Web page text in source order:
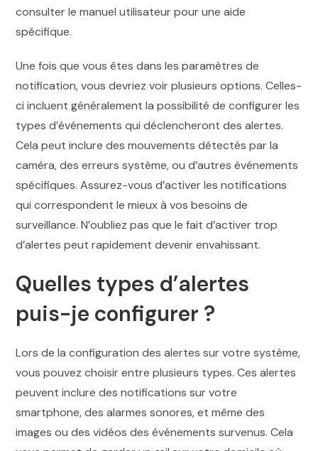
consulter le manuel utilisateur pour une aide
spécifique.
Une fois que vous êtes dans les paramètres de
notification, vous devriez voir plusieurs options. Celles-
ci incluent généralement la possibilité de configurer les
types d’événements qui déclencheront des alertes.
Cela peut inclure des mouvements détectés par la
caméra, des erreurs système, ou d’autres événements
spécifiques. Assurez-vous d’activer les notifications
qui correspondent le mieux à vos besoins de
surveillance. N’oubliez pas que le fait d’activer trop
d’alertes peut rapidement devenir envahissant.
Quelles types d’alertes
puis-je configurer ?
Lors de la configuration des alertes sur votre système,
vous pouvez choisir entre plusieurs types. Ces alertes
peuvent inclure des notifications sur votre
smartphone, des alarmes sonores, et même des
images ou des vidéos des événements survenus. Cela